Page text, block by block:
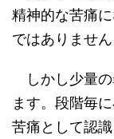
精神的な苦痛
ではありません
しかし少量の
ます。段階毎
苦痛として認